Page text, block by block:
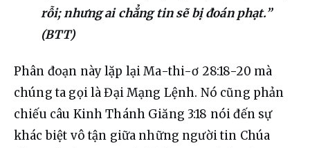
rỗi; nhưng ai chẳng tin sẽ bị đoán phạt.”
(BTT)
Phân đoạn này lặp lại Ma-thi-ơ 28:18-20 mà
chúng ta gọi là Đại Mạng Lệnh. Nó cũng phản
chiếu câu Kinh Thánh Giăng 3:18 nói đến sự
khác biệt vô tận giữa những người tin Chúa